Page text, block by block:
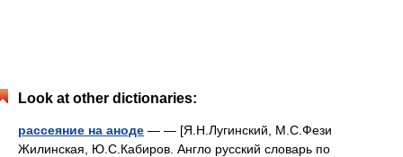
Look at other dictionaries:
рассеяние на аноде — — [Я.Н.Лугинский, М.С.Фези
Жилинская, Ю.С.Кабиров. Англо русский словарь по